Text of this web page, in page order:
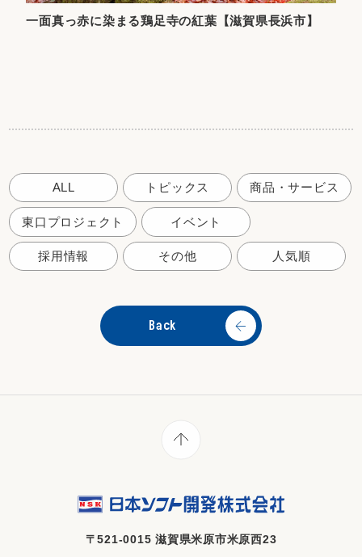
一面真っ赤に染まる鶏足寺の紅葉【滋賀県長浜市】
ALL トピックス 商品・サービス
東口プロジェクト イベント
採用情報 その他 人気順
Back
〒521-0015 滋賀県米原市米原西23